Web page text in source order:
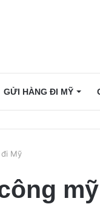
GỬI HÀNG ĐI MỸ
Mỹ